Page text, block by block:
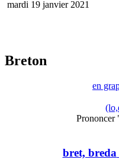
mardi 19 janvier 2021
Breton
en
Prononcer
bret, breda